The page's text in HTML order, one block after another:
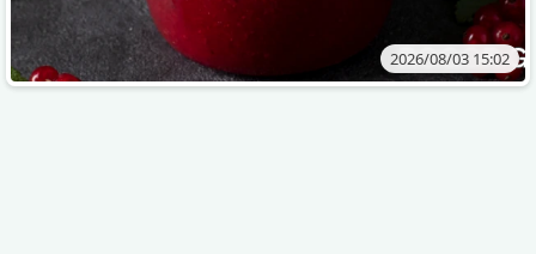
2026/08/03 15:02